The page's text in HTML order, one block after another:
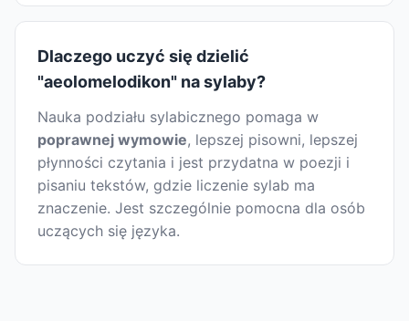
Dlaczego uczyć się dzielić
"aeolomelodikon" na sylaby?
Nauka podziału sylabicznego pomaga w
poprawnej wymowie, lepszej pisowni, lepszej
płynności czytania i jest przydatna w poezji i
pisaniu tekstów, gdzie liczenie sylab ma
znaczenie. Jest szczególnie pomocna dla osób
uczących się języka.